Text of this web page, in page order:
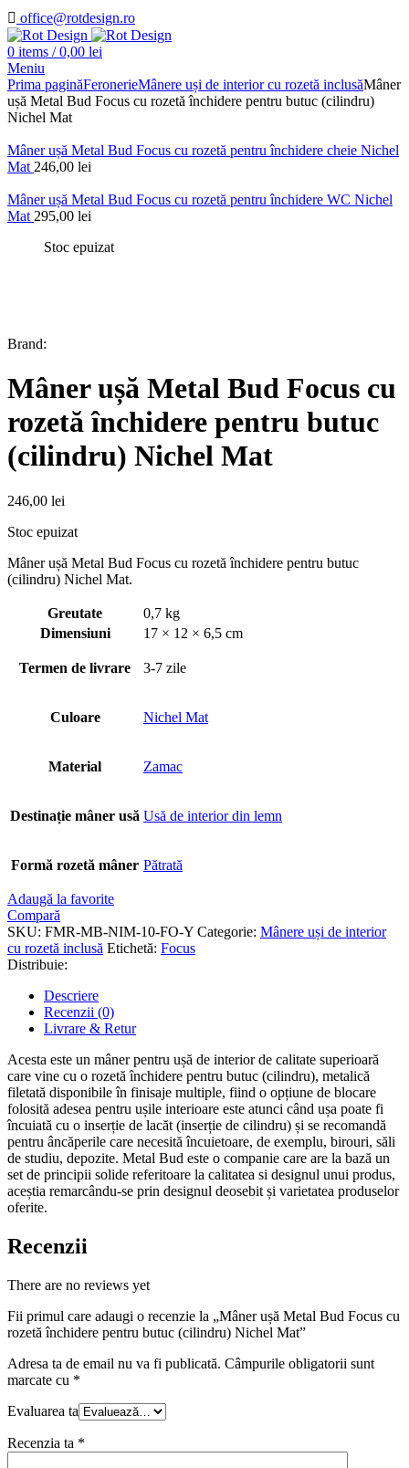
office@rotdesign.ro
0 items / 0,00 lei
Meniu
Prima paginăFeronerieMânere uși de interior cu rozetă inclusăMâner
ușă Metal Bud Focus cu rozetă închidere pentru butuc (cilindru)
Nichel Mat
Mâner ușă Metal Bud Focus cu rozetă pentru închidere cheie Nichel
Mat 246,00 lei
Mâner ușă Metal Bud Focus cu rozetă pentru închidere WC Nichel
Mat 295,00 lei
Stoc epuizat
Brand:
Mâner ușă Metal Bud Focus cu
rozetă închidere pentru butuc
(cilindru) Nichel Mat
246,00 lei
Stoc epuizat
Mâner ușă Metal Bud Focus cu rozetă închidere pentru butuc
(cilindru) Nichel Mat.
Greutate
0,7 kg
Dimensiuni
17 × 12 × 6,5 cm
Termen de livrare 3-7 zile
Culoare Nichel Mat
Material Zamac
Destinație mâner usă Usă de interior din lemn
Formă rozetă mâner Pătrată
Adaugă la favorite
Compară
SKU: FMR-MB-NIM-10-FO-Y Categorie: Mânere uși de interior
cu rozetă inclusă Etichetă: Focus
Distribuie:
Descriere
Recenzii (0)
Livrare & Retur
Acesta este un mâner pentru ușă de interior de calitate superioară
care vine cu o rozetă închidere pentru butuc (cilindru), metalică
filetată disponibile în finisaje multiple, fiind o opțiune de blocare
folosită adesea pentru ușile interioare este atunci când ușa poate fi
încuiată cu o inserție de lacăt (inserție de cilindru) și se recomandă
pentru âncăperile care necesită încuietoare, de exemplu, birouri, săli
de studiu, depozite. Metal Bud este o companie care are la bază un
set de principii solide referitoare la calitatea si designul unui produs,
aceștia remarcându-se prin designul deosebit și varietatea produselor
oferite.
Recenzii
There are no reviews yet
Fii primul care adaugi o recenzie la „Mâner ușă Metal Bud Focus cu
rozetă închidere pentru butuc (cilindru) Nichel Mat”
Adresa ta de email nu va fi publicată. Câmpurile obligatorii sunt
marcate cu *
Evaluarea ta
Recenzia ta *